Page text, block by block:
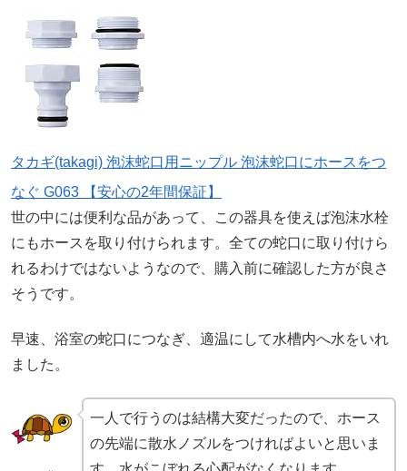
タカギ(takagi) 泡沫蛇口用ニップル 泡沫蛇口にホースをつ
なぐ G063 【安心の2年間保証】
世の中には便利な品があって、この器具を使えば泡沫水栓
にもホースを取り付けられます。全ての蛇口に取り付けら
れるわけではないようなので、購入前に確認した方が良さ
そうです。
早速、浴室の蛇口につなぎ、適温にして水槽内へ水をいれ
ました。
一人で行うのは結構大変だったので、ホース
の先端に散水ノズルをつければよいと思いま